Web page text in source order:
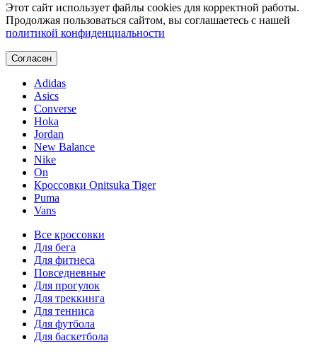
Этот сайт использует файлы cookies для корректной работы.
Продолжая пользоваться сайтом, вы соглашаетесь с нашей
политикой конфиденциальности
Согласен
Adidas
Asics
Converse
Hoka
Jordan
New Balance
Nike
On
Кроссовки Onitsuka Tiger
Puma
Vans
Все кроссовки
Для бега
Для фитнеса
Повседневные
Для прогулок
Для треккинга
Для тенниса
Для футбола
Для баскетбола